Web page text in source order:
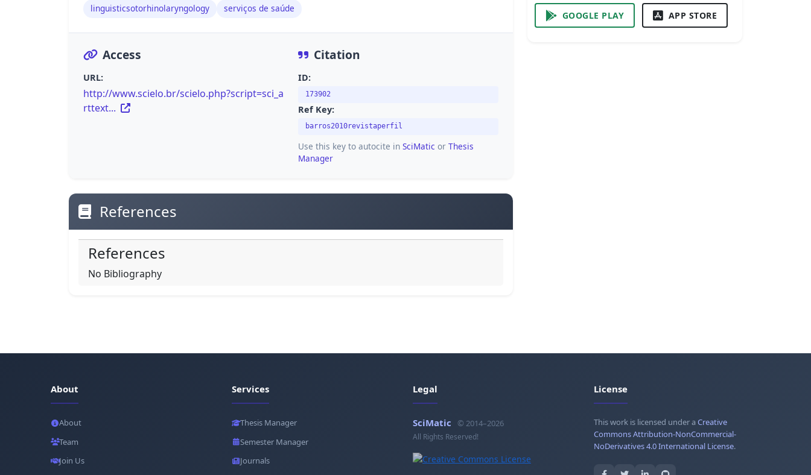
linguisticsotorhinolaryngology
serviços de saúde
Access
URL:
http://www.scielo.br/scielo.php?script=sci_a
rttext...
Citation
ID:
173902
Ref Key:
barros2010revistaperfil
Use this key to autocite in SciMatic or Thesis
Manager
References
References
No Bibliography
GOOGLE PLAY APP STORE
About
About
Team
Join Us
Services
Thesis Manager
Semester Manager
Journals
Legal
SciMatic © 2014–2026
All Rights Reserved!
License
This work is licensed under aCreative
Commons Attribution-NonCommercial-
NoDerivatives 4.0 International License.